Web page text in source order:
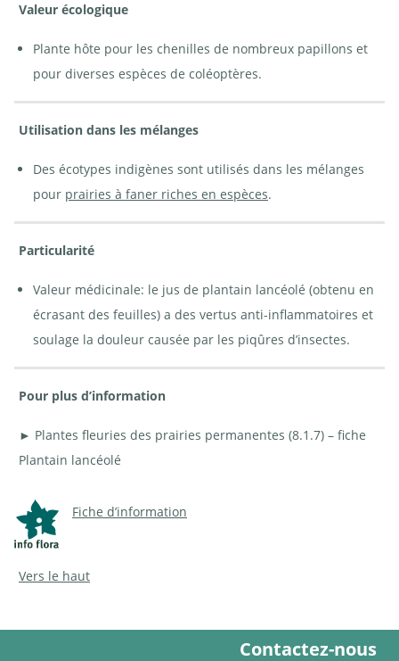
Valeur écologique
Plante hôte pour les chenilles de nombreux papillons et
pour diverses espèces de coléoptères.
Utilisation dans les mélanges
Des écotypes indigènes sont utilisés dans les mélanges
pour prairies à faner riches en espèces.
Particularité
Valeur médicinale: le jus de plantain lancéolé (obtenu en
écrasant des feuilles) a des vertus anti-inflammatoires et
soulage la douleur causée par les piqûres d’insectes.
Pour plus d’information
► Plantes fleuries des prairies permanentes (8.1.7) – fiche
Plantain lancéolé
Fiche d’information
Vers le haut
Contactez-nous